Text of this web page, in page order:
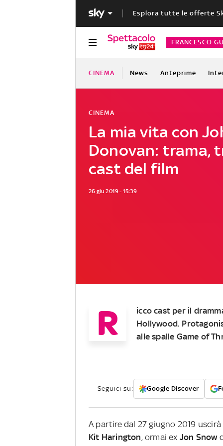
Esplora tutte le offerte
FRANCESCO
CINEMA News Anteprime
La mia vita con
Donovan: trama,
cast del film
CINEMA
26 giu 2019 - 15:39
R
icco cast per il
Hollywood.
alle spalle Game of
Seguici su: Google Discover
A partire dal 27 giugno 2019
Kit Harington, ormai ex Jon Snow